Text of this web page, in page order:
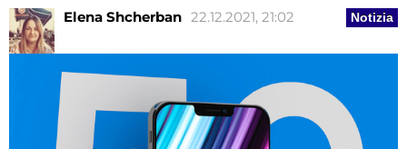
Notizia
Elena Shcherban 22.12.2021, 21:02